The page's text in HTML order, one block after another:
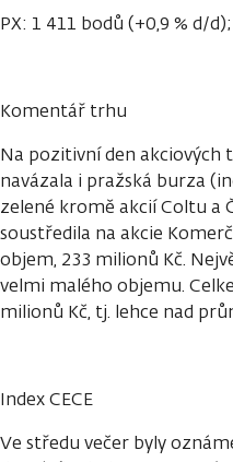
PX: 1 411 bodů (+0,9 % d/
Komentář trhu
Na pozitivní den akciových
navázala i pražská burza
zelené kromě akcií Coltu a
soustředila na akcie
objem, 233 milionů Kč.
velmi malého objemu.
milionů Kč, tj. lehce nad
Index CECE
Ve středu večer byly